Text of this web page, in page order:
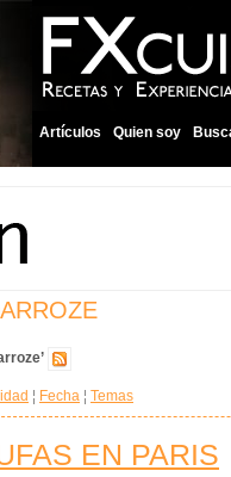
Artículos Quien soy
¦ Fecha ¦ Temas
EN PARIS